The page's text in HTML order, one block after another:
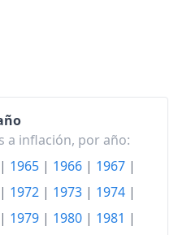
152.11
155.04
a inflación, por año:
| 1965 | 1966 | 1967 |
| 1972 | 1973 | 1974 |
| 1979 | 1980 | 1981 |